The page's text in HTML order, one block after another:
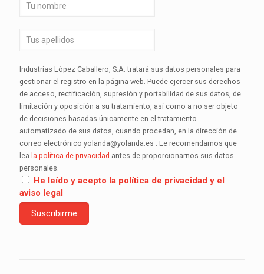
Industrias López Caballero, S.A. tratará sus datos personales para
gestionar el registro en la página web. Puede ejercer sus derechos
de acceso, rectificación, supresión y portabilidad de sus datos, de
limitación y oposición a su tratamiento, así como a no ser objeto
de decisiones basadas únicamente en el tratamiento
automatizado de sus datos, cuando procedan, en la dirección de
correo electrónico yolanda@yolanda.es . Le recomendamos que
lea la política de privacidad antes de proporcionarnos sus datos
personales.
He leído y acepto la política de privacidad y el
aviso legal